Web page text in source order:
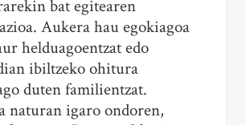
bat egitearen
Aukera hau egokiagoa
helduagoentzat edo
ibiltzeko ohitura
duten familientzat.
naturan igaro ondoren,